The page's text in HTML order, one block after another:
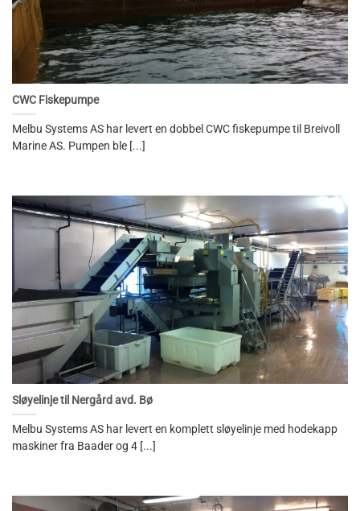
CWC Fiskepumpe
Melbu Systems AS har levert en dobbel CWC fiskepumpe til Breivoll
Marine AS. Pumpen ble [...]
Sløyelinje til Nergård avd. Bø
Melbu Systems AS har levert en komplett sløyelinje med hodekapp
maskiner fra Baader og 4 [...]